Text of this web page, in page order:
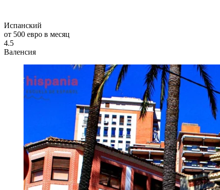
Испанский
от 500 евро в месяц
4.5
Валенсия